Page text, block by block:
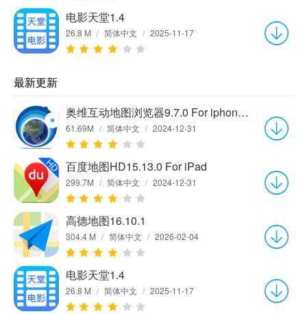
电影天堂1.4
26.8 M / 简体中文 / 2025-11-17
最新更新
奥维互动地图浏览器9.7.0 For iphone官方版
61.69M / 简体中文 / 2024-12-31
百度地图HD15.13.0 For iPad
299.7M / 简体中文 / 2024-12-31
高德地图16.10.1
304.4 M / 简体中文 / 2026-02-04
电影天堂1.4
26.8 M / 简体中文 / 2025-11-17